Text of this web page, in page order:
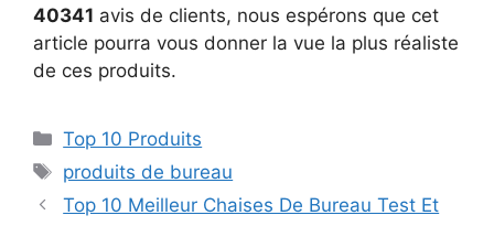
40341 avis de clients, nous espérons que cet
article pourra vous donner la vue la plus réaliste
de ces produits.
Top 10 Produits
produits de bureau
Top 10 Meilleur Chaises De Bureau Test Et